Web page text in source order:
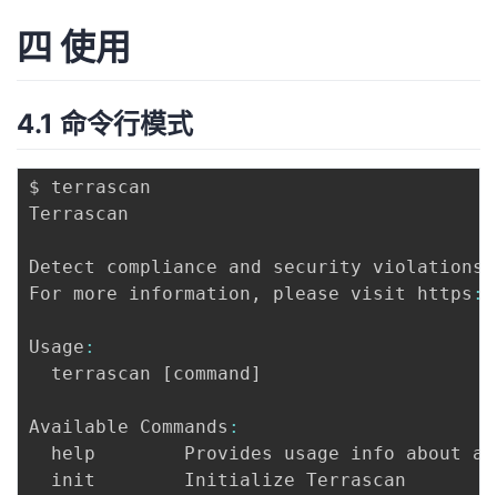
四 使用
4.1 命令行模式
$ terrascan
Terrascan
Detect compliance and security
For more information , please visit https :
Usage :
  terrascan
[ command ]
Available Commands :
help        Provides usage info about
  init        Initialize Terrascan